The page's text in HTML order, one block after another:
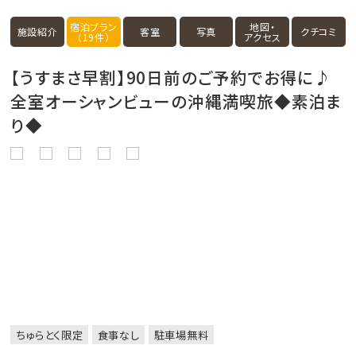
施設紹介 宿泊プラン
（19件） 客室 写真 地図・
アクセス クチコミ
【うすまさ早割】90日前のご予約でお得に♪
全室オーシャンビューの沖縄満喫旅◆素泊ま
り◆
ちゅらとく限定 食事なし 駐車場無料